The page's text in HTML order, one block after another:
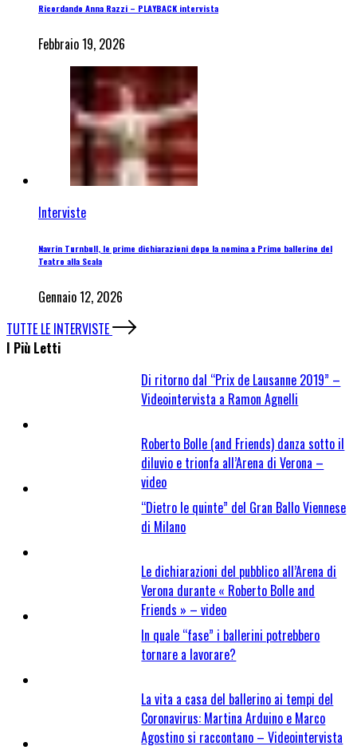
Ricordando Anna Razzi – PLAYBACK intervista
Febbraio 19, 2026
Interviste
Navrin Turnbull, le prime dichiarazioni dopo la nomina a Primo ballerino del
Teatro alla Scala
Gennaio 12, 2026
TUTTE LE INTERVISTE
I Più Letti
Di ritorno dal “Prix de Lausanne 2019” –
Videointervista a Ramon Agnelli
Roberto Bolle (and Friends) danza sotto il
diluvio e trionfa all’Arena di Verona –
video
“Dietro le quinte” del Gran Ballo Viennese
di Milano
Le dichiarazioni del pubblico all’Arena di
Verona durante « Roberto Bolle and
Friends » – video
In quale “fase” i ballerini potrebbero
tornare a lavorare?
La vita a casa del ballerino ai tempi del
Coronavirus: Martina Arduino e Marco
Agostino si raccontano – Videointervista